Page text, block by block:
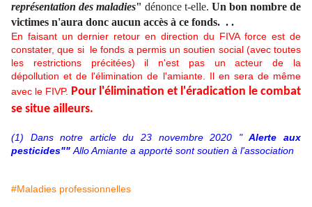
représentation des maladies" dénonce t-elle. Un bon nombre de
victimes n'aura donc aucun accès à ce fonds. . .
En faisant un dernier retour en direction du FIVA force est de
constater, que si le fonds a permis un soutien social (avec toutes
les restrictions précitées) il n'est pas un acteur de la
dépollution et de l'élimination de l'amiante. Il en sera de même
avec le FIVP. Pour l'élimination et l'éradication le combat
se situe ailleurs.
(1) Dans notre article du 23 novembre 2020 "Alerte aux
pesticides"" Allo Amiante a apporté sont soutien à l'association
#Maladies professionnelles